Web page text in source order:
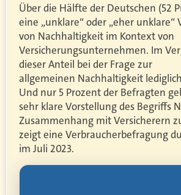
Über die Hälfte der Deutschen (52
eine „unklare“ oder „eher unklare“
von Nachhaltigkeit im Kontext von
Versicherungsunternehmen. Im
dieser Anteil bei der Frage zur
allgemeinen Nachhaltigkeit
Und nur 5 Prozent der Befragten
sehr klare Vorstellung des Begriffs
Zusammenhang mit Versicherern
zeigt eine Verbraucherbefragung
im Juli 2023.